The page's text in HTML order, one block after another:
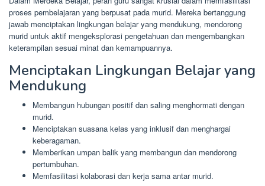
proses pembelajaran yang berpusat pada murid. Mereka bertanggung
jawab menciptakan lingkungan belajar yang mendukung, mendorong
murid untuk aktif mengeksplorasi pengetahuan dan mengembangkan
keterampilan sesuai minat dan kemampuannya.
Menciptakan Lingkungan Belajar yang
Mendukung
Membangun hubungan positif dan saling menghormati dengan
murid.
Menciptakan suasana kelas yang inklusif dan menghargai
keberagaman.
Memberikan umpan balik yang membangun dan mendorong
pertumbuhan.
Memfasilitasi kolaborasi dan kerja sama antar murid.